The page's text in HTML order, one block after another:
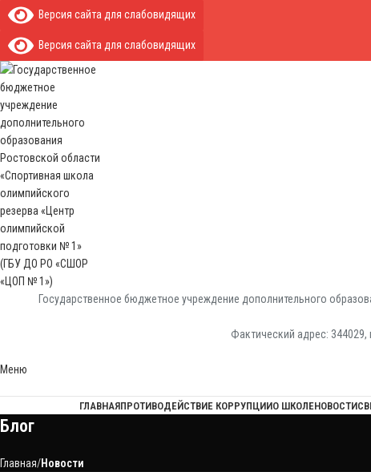
Версия сайта для слабовидящих
Версия сайта для слабовидящих
Государственное бюджетное учреждение дополнительного
Фактический адрес:
Меню
ГЛАВНАЯПРОТИВОДЕЙСТВИЕ КОРРУПЦИИО ШКОЛЕНОВОСТИ
Блог
Главная Новости